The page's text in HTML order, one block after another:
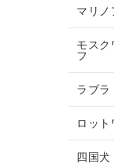
マリノ
モスク
フ
ラブラ
ロット
四国